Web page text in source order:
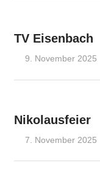
TV Eisenbach
9. November 2025
Nikolausfeier
7. November 2025